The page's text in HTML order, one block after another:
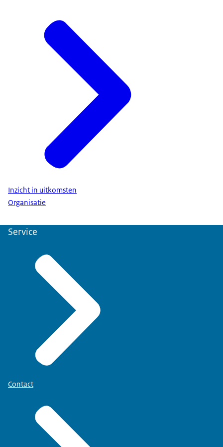
Inzicht in uitkomsten
Organisatie
Service
Contact